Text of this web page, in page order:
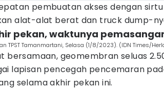
pembuatan akses dengan
alat-alat berat dan truck dump-
pekan, waktunya
TPST Tamanmartani, Selasa (1/8/2023). (IDN Times/
bersamaan, geomembran seluas
lapisan pencegah pencemaran
selama akhir pekan ini.